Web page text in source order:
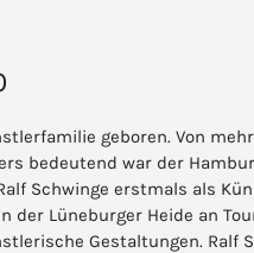
geboren. Von
bedeutend war der
Schwinge erstmals als
der Lüneburger Heide an
Gestaltungen. Ralf